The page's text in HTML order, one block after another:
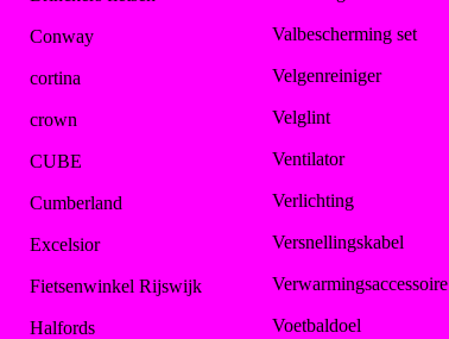
Conway
cortina
crown
CUBE
Cumberland
Excelsior
Fietsenwinkel Rijswijk
Halfords
Valbescherming set
Velgenreiniger
Velglint
Ventilator
Verlichting
Versnellingskabel
Verwarmingsaccessoire
Voetbaldoel